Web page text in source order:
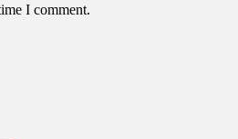
I comment.